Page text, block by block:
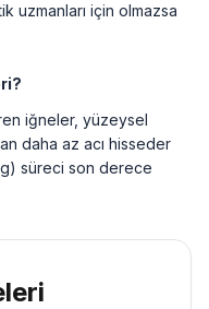
uzmanları için olmazsa
iğneler, yüzeysel
daha az acı hisseder
süreci son derece